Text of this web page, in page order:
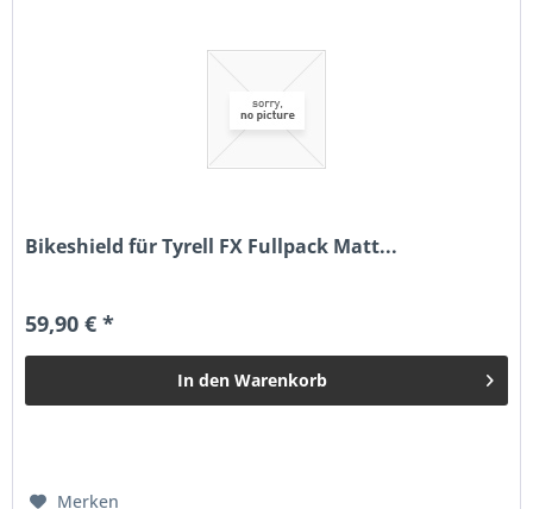
Bikeshield für Tyrell FX Fullpack Matt...
59,90 € *
In den Warenkorb
Merken